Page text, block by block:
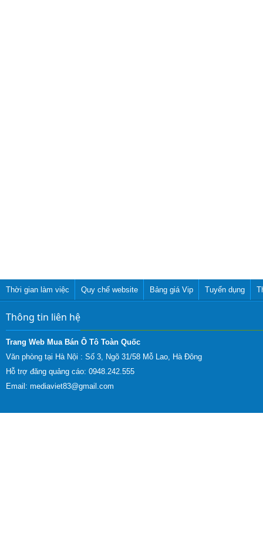
Thời gian làm việc Quy chế website Bảng giá Vip Tuyển dụng
Thông tin liên hệ
Trang Web Mua Bán Ô Tô Toàn Quốc
Văn phòng tại Hà Nội : Số 3, Ngõ 31/58 Mỗ Lao, Hà Đông
Hỗ trợ đăng quảng cáo: 0948.242.555
Email: mediaviet83@gmail.com